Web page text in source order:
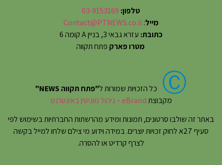
טלפון: 03-9153169
מייל:
Contact@PTNEWS.co.il
כתובת: עזרא גבאי 3, בניין A קומה 6
מטרו פארק פתח תקווה
Ⓒ כל הזכויות שמורות ל"פתח תקווה NEWS"
מקבוצתeBrand – ניהול מוניטין באינטרנט
באתר זה שולבו סרטונים, תמונות ומידע מהרשתות החברתיות בשימוש לפי
סעיף 27א לחוק זכויות יוצרים. במידה וידוע מי צילם שלחו למייל בקשה
לצרף קרדיט או להסרה.